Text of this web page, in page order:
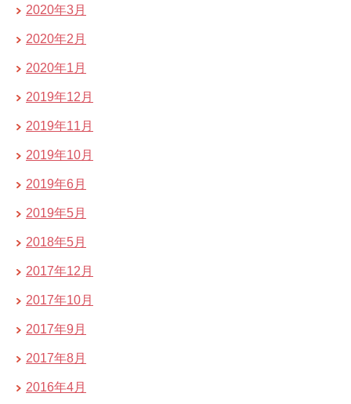
2020年3月
2020年2月
2020年1月
2019年12月
2019年11月
2019年10月
2019年6月
2019年5月
2018年5月
2017年12月
2017年10月
2017年9月
2017年8月
2016年4月